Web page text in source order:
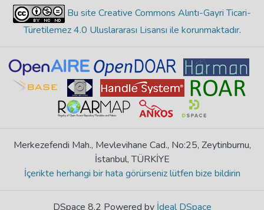
Bu site Creative Commons Alıntı-Gayri Ticari-
Türetilemez 4.0 Uluslararası Lisansı ile korunmaktadır.
Merkezefendi Mah., Mevlevihane Cad., No:25, Zeytinburnu,
İstanbul, TÜRKİYE
İçerikte herhangi bir hata görürseniz lütfen bize bildirin
DSpace 8.2 Powered by İdeal DSpace